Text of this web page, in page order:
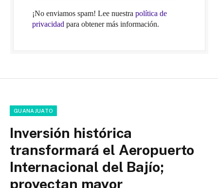
¡No enviamos spam! Lee nuestra política de
privacidad para obtener más información.
GUANAJUATO
Inversión histórica
transformará el Aeropuerto
Internacional del Bajío;
proyectan mayor